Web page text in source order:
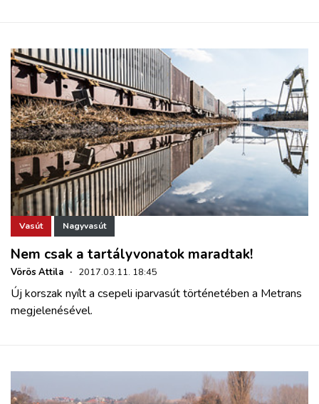
Vasút Nagyvasút
Nem csak a tartályvonatok maradtak!
Vörös Attila · 2017.03.11. 18:45
Új korszak nyílt a csepeli iparvasút történetében a Metrans
megjelenésével.